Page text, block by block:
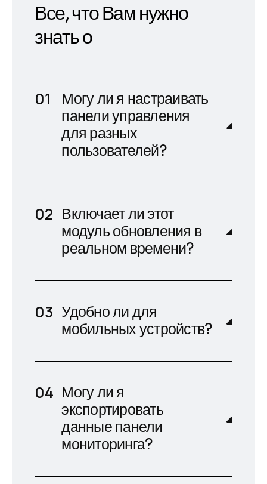
Все, что Вам нужно
знать о
Могу ли я настраивать
панели управления
для разных
пользователей?
Включает ли этот
модуль обновления в
реальном времени?
Удобно ли для
мобильных устройств?
Могу ли я
экспортировать
данные панели
мониторинга?